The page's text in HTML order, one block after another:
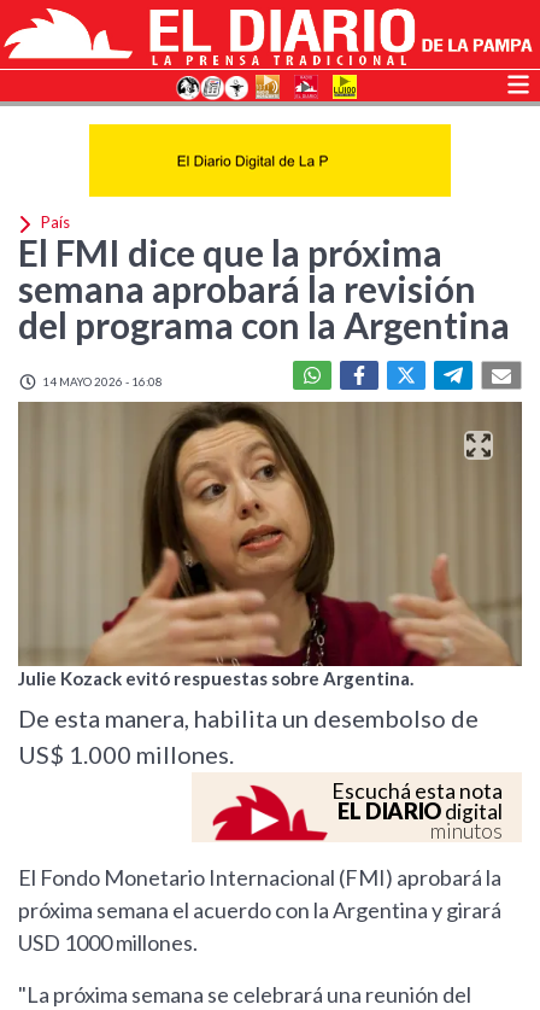
País
El FMI dice que la próxima
semana aprobará la revisión
del programa con la Argentina
14 MAYO 2026 - 16:08
Julie Kozack evitó respuestas sobre Argentina.
De esta manera, habilita un desembolso de
US$ 1.000 millones.
Escuchá esta nota
EL DIARIOdigital
minutos
El Fondo Monetario Internacional (FMI) aprobará la
próxima semana el acuerdo con la Argentina y girará
USD 1000 millones.
"La próxima semana se celebrará una reunión del